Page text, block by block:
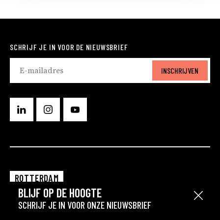
Sluit
BLIJF OP DE HOOGTE
SCHRIJF JE IN VOOR ONZE NIEUWSBRIEF
SCHRIJF JE IN VOOR DE NIEUWSBRIEF
INSCHRIJVEN
ROTTERDAM
EINDHOVEN
GRONINGEN